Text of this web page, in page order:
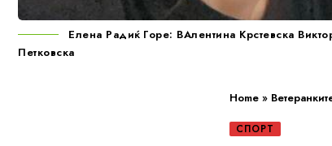
Елена Радиќ Горе: ВАлентина Крстевска
Петковска
Home »
СПОРТ